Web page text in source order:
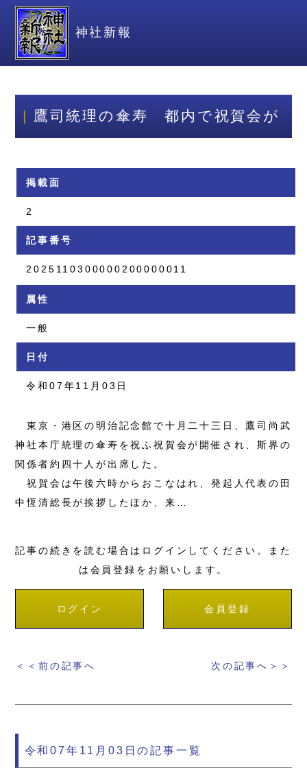
神社新報
鷹司統理の傘寿 都内で祝賀会が
掲載面
2
記事番号
2025110300000200000011
属性
一般
日付
令和07年11月03日
東京・港区の明治記念館で十月二十三日、鷹司尚武
神社本庁統理の傘寿を祝ふ祝賀会が開催され、斯界の
関係者約四十人が出席した。
祝賀会は午後六時からおこなはれ、発起人代表の田
中恆清総長が挨拶したほか、来…
記事の続きを読む場合はログインしてください。また
は会員登録をお願いします。
ログイン 会員登録
＜＜前の記事へ 次の記事へ＞＞
令和07年11月03日の記事一覧